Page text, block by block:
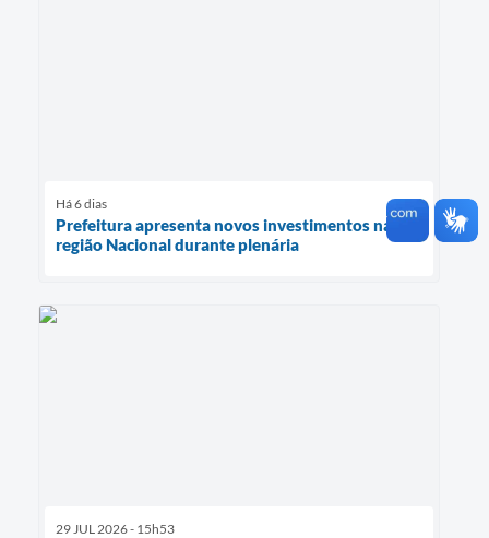
Há 6 dias
Prefeitura apresenta novos investimentos na
região Nacional durante plenária
29 JUL 2026 - 15h53